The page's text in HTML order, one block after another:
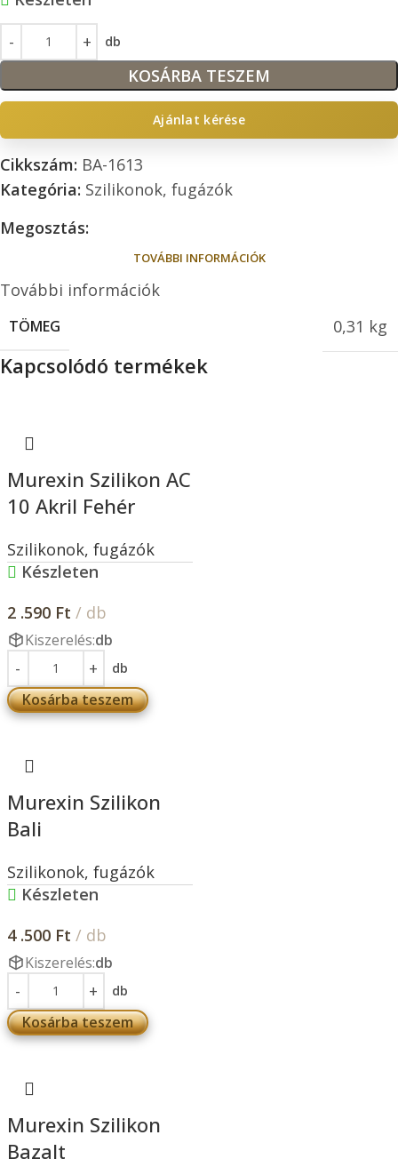
db
KOSÁRBA TESZEM
Ajánlat kérése
Cikkszám: BA-1613
Kategória: Szilikonok, fugázók
Megosztás:
TOVÁBBI INFORMÁCIÓK
További információk
TÖMEG 0,31 kg
Kapcsolódó termékek
Murexin Szilikon AC
10 Akril Fehér
Szilikonok, fugázók
Készleten
2 .590 Ft / db
Kiszerelés:db
db
Kosárba teszem
Murexin Szilikon
Bali
Szilikonok, fugázók
Készleten
4 .500 Ft / db
Kiszerelés:db
db
Kosárba teszem
Murexin Szilikon
Bazalt